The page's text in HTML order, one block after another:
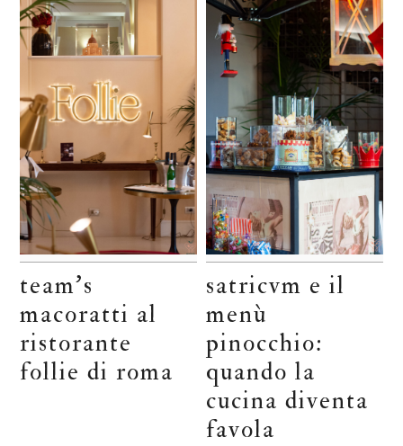
team’s
macoratti al
ristorante
follie di roma
satricvm e il
menù
pinocchio:
quando la
cucina diventa
favola